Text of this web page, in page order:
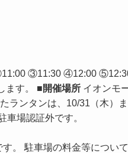
③11:30 ④12:00
ます。 ■開催場所 イオンモ
ランタンは、10/31（木）
場認証外です。
。 駐車場の料金等につい